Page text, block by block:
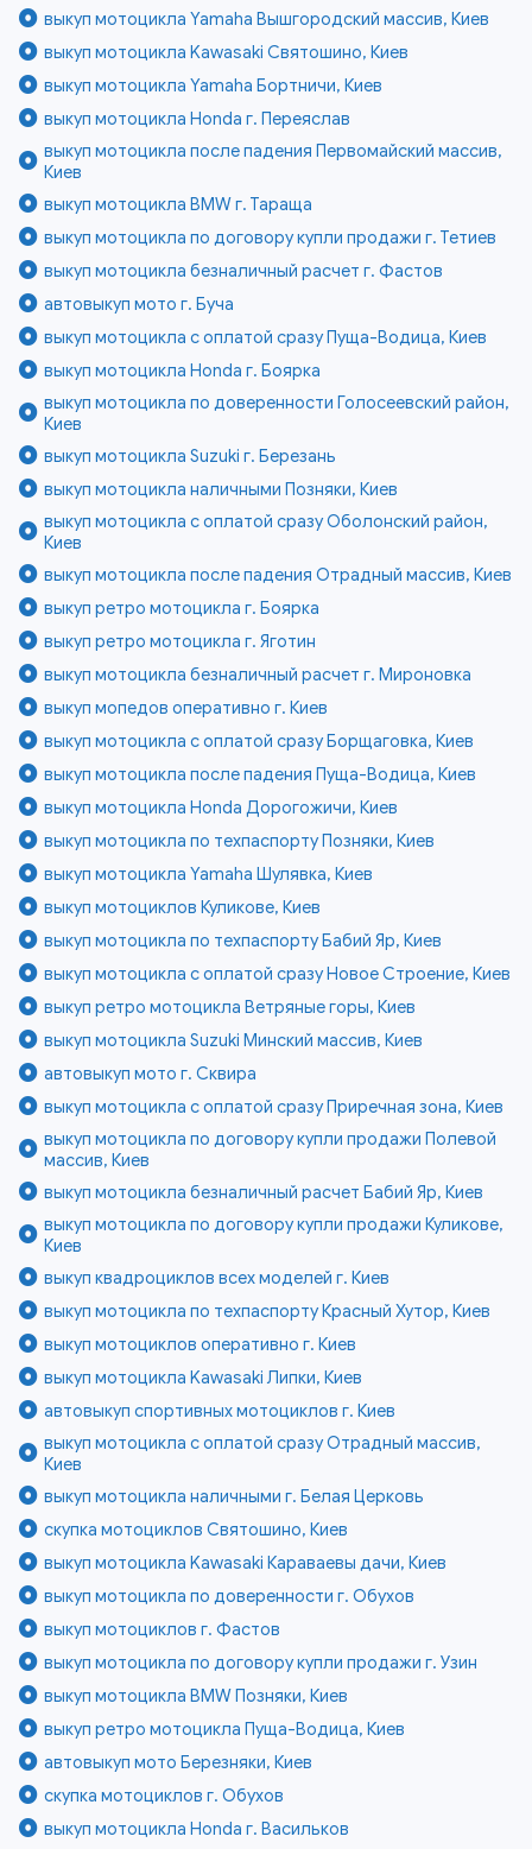
выкуп мотоцикла Yamaha Вышгородский массив, Киев
выкуп мотоцикла Kawasaki Святошино, Киев
выкуп мотоцикла Yamaha Бортничи, Киев
выкуп мотоцикла Honda г. Переяслав
выкуп мотоцикла после падения Первомайский массив,
Киев
выкуп мотоцикла BMW г. Тараща
выкуп мотоцикла по договору купли продажи г. Тетиев
выкуп мотоцикла безналичный расчет г. Фастов
автовыкуп мото г. Буча
выкуп мотоцикла с оплатой сразу Пуща-Водица, Киев
выкуп мотоцикла Honda г. Боярка
выкуп мотоцикла по доверенности Голосеевский район,
Киев
выкуп мотоцикла Suzuki г. Березань
выкуп мотоцикла наличными Позняки, Киев
выкуп мотоцикла с оплатой сразу Оболонский район,
Киев
выкуп мотоцикла после падения Отрадный массив, Киев
выкуп ретро мотоцикла г. Боярка
выкуп ретро мотоцикла г. Яготин
выкуп мотоцикла безналичный расчет г. Мироновка
выкуп мопедов оперативно г. Киев
выкуп мотоцикла с оплатой сразу Борщаговка, Киев
выкуп мотоцикла после падения Пуща-Водица, Киев
выкуп мотоцикла Honda Дорогожичи, Киев
выкуп мотоцикла по техпаспорту Позняки, Киев
выкуп мотоцикла Yamaha Шулявка, Киев
выкуп мотоциклов Куликове, Киев
выкуп мотоцикла по техпаспорту Бабий Яр, Киев
выкуп мотоцикла с оплатой сразу Новое Строение, Киев
выкуп ретро мотоцикла Ветряные горы, Киев
выкуп мотоцикла Suzuki Минский массив, Киев
автовыкуп мото г. Сквира
выкуп мотоцикла с оплатой сразу Приречная зона, Киев
выкуп мотоцикла по договору купли продажи Полевой
массив, Киев
выкуп мотоцикла безналичный расчет Бабий Яр, Киев
выкуп мотоцикла по договору купли продажи Куликове,
Киев
выкуп квадроциклов всех моделей г. Киев
выкуп мотоцикла по техпаспорту Красный Хутор, Киев
выкуп мотоциклов оперативно г. Киев
выкуп мотоцикла Kawasaki Липки, Киев
автовыкуп спортивных мотоциклов г. Киев
выкуп мотоцикла с оплатой сразу Отрадный массив,
Киев
выкуп мотоцикла наличными г. Белая Церковь
скупка мотоциклов Святошино, Киев
выкуп мотоцикла Kawasaki Караваевы дачи, Киев
выкуп мотоцикла по доверенности г. Обухов
выкуп мотоциклов г. Фастов
выкуп мотоцикла по договору купли продажи г. Узин
выкуп мотоцикла BMW Позняки, Киев
выкуп ретро мотоцикла Пуща-Водица, Киев
автовыкуп мото Березняки, Киев
скупка мотоциклов г. Обухов
выкуп мотоцикла Honda г. Васильков